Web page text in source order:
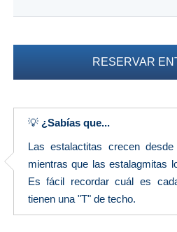
RESERVAR
💡 ¿Sabías que...
Las estalactitas crecen
mientras que las estalagmitas
Es fácil recordar cuál es
tienen una "T" de techo.